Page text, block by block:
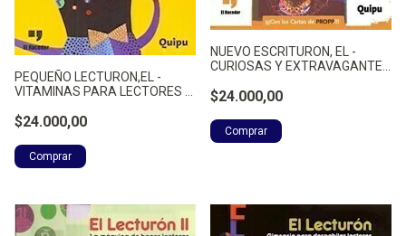
PEQUEÑO LECTURON,EL -
VITAMINAS PARA LECTORES -
$24.000,00
NUEVO ESCRITURON, EL -
CURIOSAS Y EXTRAVAGANTES
$24.000,00